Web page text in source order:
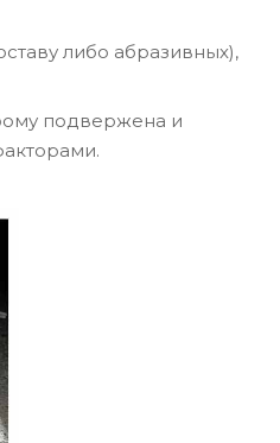
либо абразивных),
подвержена и